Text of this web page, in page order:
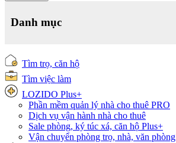
Danh mục
Tìm trọ, căn hộ
Tìm việc làm
LOZIDO Plus+
Phần mềm quản lý nhà cho thuê PRO
Dịch vụ vận hành nhà cho thuê
Sale phòng, ký túc xá, căn hộ Plus+
Vận chuyển phòng trọ, nhà, văn phòng